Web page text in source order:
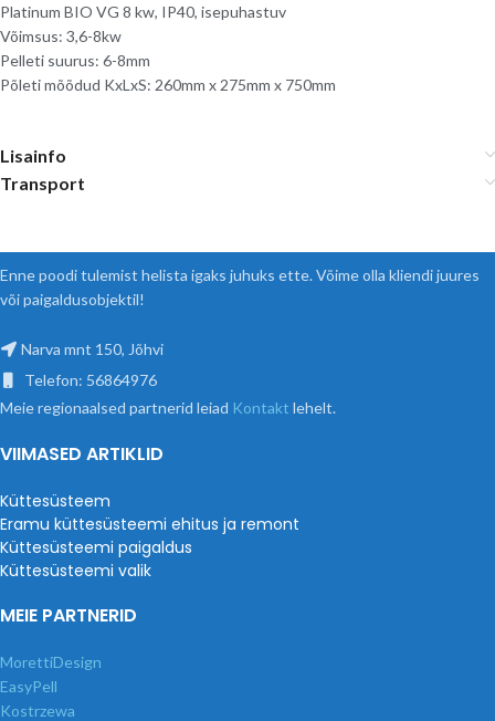
Platinum BIO VG 8 kw, IP40, isepuhastuv
Võimsus: 3,6-8kw
Pelleti suurus: 6-8mm
Põleti mõõdud KxLxS: 260mm x 275mm x 750mm
Lisainfo
Transport
Enne poodi tulemist helista igaks juhuks ette. Võime olla kliendi juures
või paigaldusobjektil!
Narva mnt 150, Jõhvi
Telefon: 56864976
Meie regionaalsed partnerid leiad Kontakt lehelt.
VIIMASED ARTIKLID
Küttesüsteem
Eramu küttesüsteemi ehitus ja remont
Küttesüsteemi paigaldus
Küttesüsteemi valik
MEIE PARTNERID
MorettiDesign
EasyPell
Kostrzewa